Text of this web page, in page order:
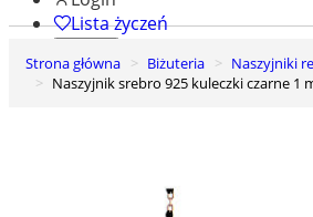
Lista życzeń
0
Koszyk
Strona główna Biżuteria Naszyjniki
Naszyjnik srebro 925 kuleczki czarne 1